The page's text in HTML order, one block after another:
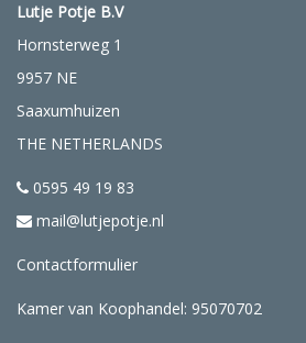
Lutje Potje B.V
Hornsterweg 1
9957 NE
Saaxumhuizen
THE NETHERLANDS
0595 49 19 83
mail@lutjepotje.nl
Contactformulier
Kamer van Koophandel: 95070702